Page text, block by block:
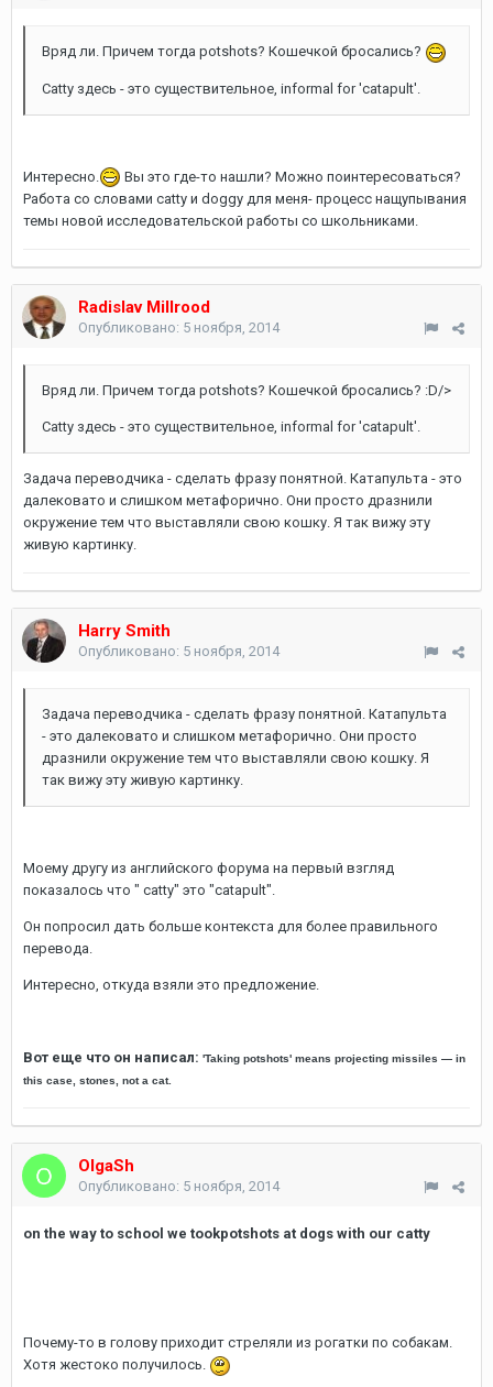
Вряд ли. Причем тогда potshots? Кошечкой бросались?
Catty здесь - это существительное, informal for 'catapult'.
Интересно.
Вы это где-то нашли? Можно поинтересоваться?
Работа со словами catty и doggy для меня- процесс нащупывания
темы новой исследовательской работы со школьниками.
Radislav Millrood
Опубликовано: 5 ноября, 2014
Вряд ли. Причем тогда potshots? Кошечкой бросались? :D/>
Catty здесь - это существительное, informal for 'catapult'.
Задача переводчика - сделать фразу понятной. Катапульта - это
далековато и слишком метафорично. Они просто дразнили
окружение тем что выставляли свою кошку. Я так вижу эту
живую картинку.
Harry Smith
Опубликовано: 5 ноября, 2014
Задача переводчика - сделать фразу понятной. Катапульта
- это далековато и слишком метафорично. Они просто
дразнили окружение тем что выставляли свою кошку. Я
так вижу эту живую картинку.
Моему другу из английского форума на первый взгляд
показалось что " catty" это "catapult".
Он попросил дать больше контекста для более правильного
перевода.
Интересно, откуда взяли это предложение.
Вот еще что он написал: 'Taking potshots' means projecting missiles — in
this case, stones, not a cat.
OlgaSh
Опубликовано: 5 ноября, 2014
on the way to school we tookpotshots at dogs with our catty
Почему-то в голову приходит стреляли из рогатки по собакам.
Хотя жестоко получилось.